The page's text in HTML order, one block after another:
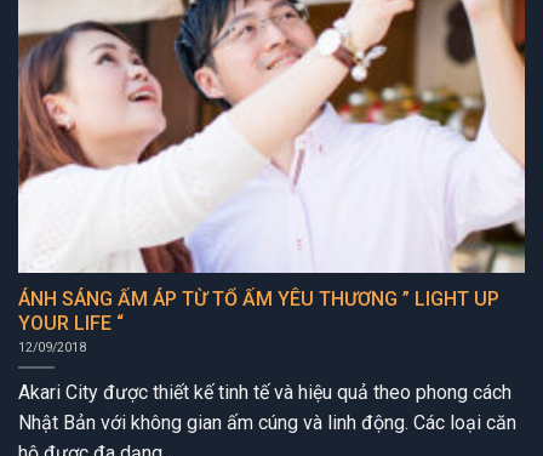
ÁNH SÁNG ẤM ÁP TỪ TỔ ẤM YÊU THƯƠNG ” LIGHT UP
YOUR LIFE “
12/09/2018
Akari City được thiết kế tinh tế và hiệu quả theo phong cách
Nhật Bản với không gian ấm cúng và linh động. Các loại căn